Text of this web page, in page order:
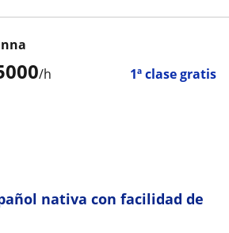
/h 1ª clase gratis
nativa con facilidad de